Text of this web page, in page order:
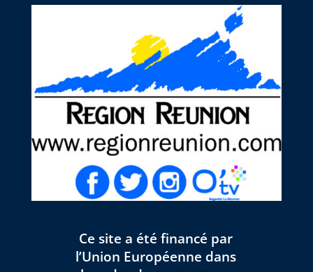
Ce site a été financé par
l’Union Européenne dans